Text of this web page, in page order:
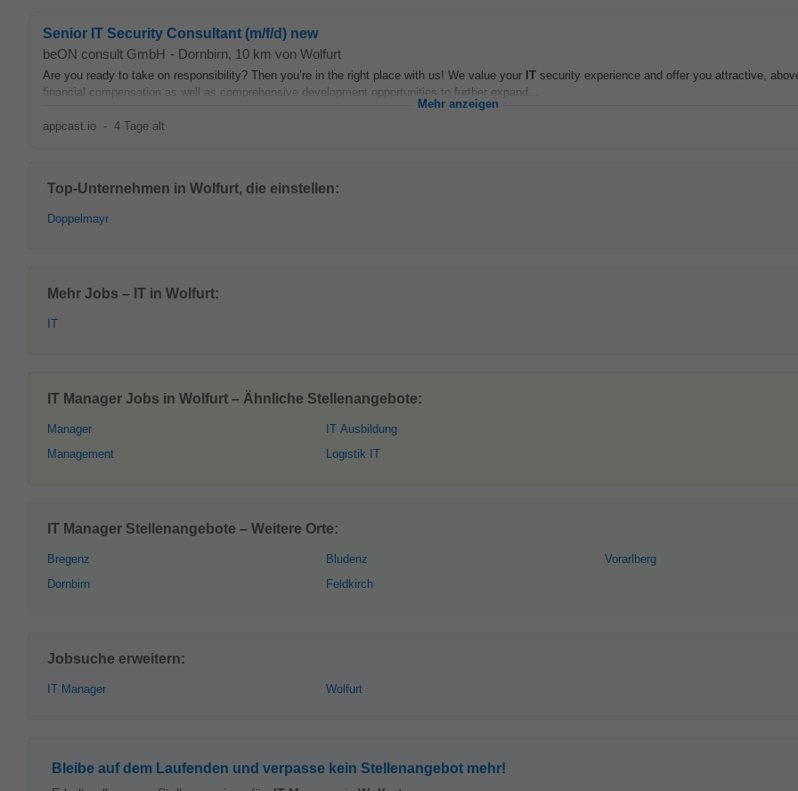
Senior IT Security Consultant (m/f/d) new
beON consult GmbH - Dornbirn, 10 km von Wolfurt
Are you ready to take on responsibility? Then you’re in the right place with us! We value your IT security experience and offer you attractive,
financial compensation as well as comprehensive development opportunities to further expand...
Mehr anzeigen
appcast.io - 4 Tage alt
Top-Unternehmen in Wolfurt, die einstellen:
Doppelmayr
Mehr Jobs – IT in Wolfurt:
IT
IT Manager Jobs in Wolfurt – Ähnliche Stellenangebote:
Manager
Management
IT Ausbildung
Logistik IT
IT Manager Stellenangebote – Weitere Orte:
Bregenz
Dornbirn
Bludenz
Feldkirch
Vorarlberg
Jobsuche erweitern:
IT Manager Wolfurt
Bleibe auf dem Laufenden und verpasse kein Stellenangebot mehr!